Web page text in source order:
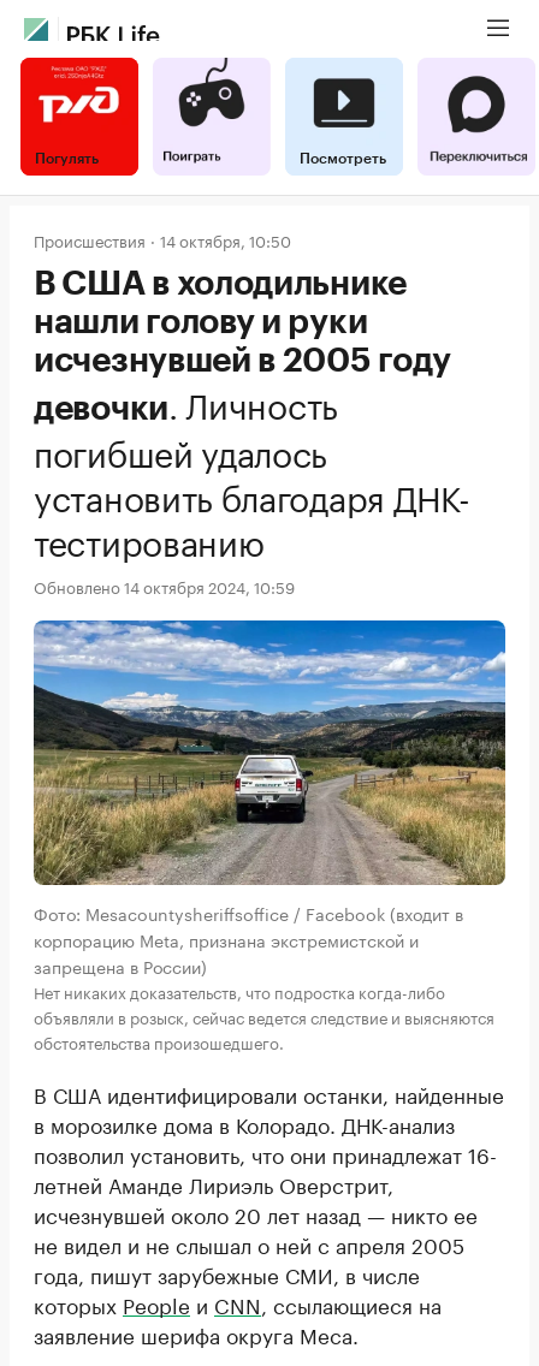
Погулять Посмотреть
Происшествия 14 октября, 10:50
В США в холодильнике
нашли голову и руки
исчезнувшей в 2005 году
девочки. Личность
погибшей удалось
установить благодаря ДНК-
тестированию
Обновлено 14 октября 2024, 10:59
Фото: Mesacountysheriffsoffice / Facebook (входит в
корпорацию Meta, признана экстремистской и
запрещена в России)
Нет никаких доказательств, что подростка когда-либо
объявляли в розыск, сейчас ведется следствие и выясняются
обстоятельства произошедшего.
В США идентифицировали останки, найденные
в морозилке дома в Колорадо. ДНК-анализ
позволил установить, что они принадлежат 16-
летней Аманде Лириэль Оверстрит,
исчезнувшей около 20 лет назад — никто ее
не видел и не слышал о ней с апреля 2005
года, пишут зарубежные СМИ, в числе
которых People и CNN , ссылающиеся на
заявление шерифа округа Меса.